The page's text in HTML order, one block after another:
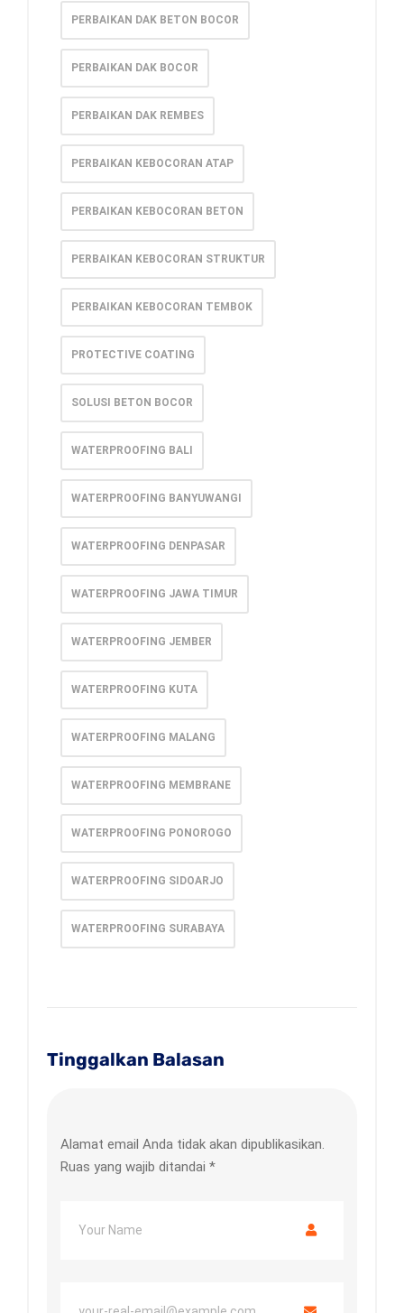
PERBAIKAN DAK BETON BOCOR
PERBAIKAN DAK BOCOR
PERBAIKAN DAK REMBES
PERBAIKAN KEBOCORAN ATAP
PERBAIKAN KEBOCORAN BETON
PERBAIKAN KEBOCORAN STRUKTUR
PERBAIKAN KEBOCORAN TEMBOK
PROTECTIVE COATING
SOLUSI BETON BOCOR
WATERPROOFING BALI
WATERPROOFING BANYUWANGI
WATERPROOFING DENPASAR
WATERPROOFING JAWA TIMUR
WATERPROOFING JEMBER
WATERPROOFING KUTA
WATERPROOFING MALANG
WATERPROOFING MEMBRANE
WATERPROOFING PONOROGO
WATERPROOFING SIDOARJO
WATERPROOFING SURABAYA
Tinggalkan Balasan
Alamat email Anda tidak akan dipublikasikan.
Ruas yang wajib ditandai *